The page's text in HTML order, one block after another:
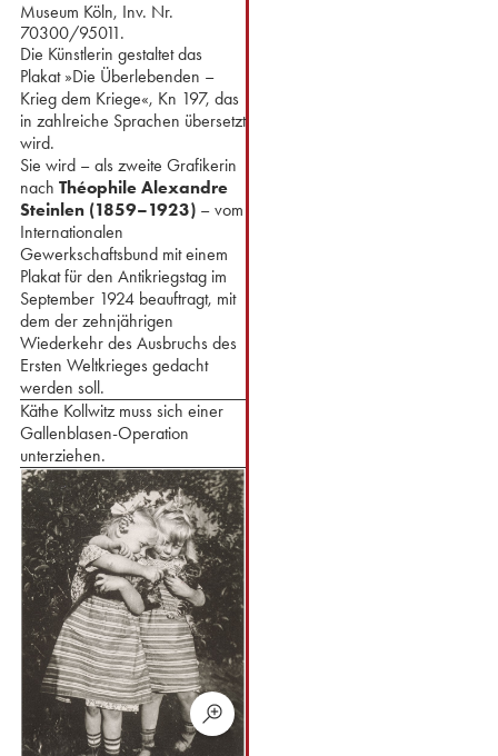
Museum Köln, Inv. Nr.
70300/95011.
Die Künstlerin gestaltet das
Plakat »Die Überlebenden –
Krieg dem Kriege«, Kn 197, das
in zahlreiche Sprachen übersetzt
wird.
⁢Sie wird – als zweite Grafikerin
nach Théophile Alexandre
Steinlen (1859–1923)– vom
Internationalen
Gewerkschaftsbund mit einem
Plakat für den Antikriegstag im
September 1924 beauftragt, mit
dem der zehnjährigen
Wiederkehr des Ausbruchs des
Ersten Weltkrieges gedacht
werden soll.⁢
Käthe Kollwitz muss sich einer
Gallenblasen-Operation
unterziehen.